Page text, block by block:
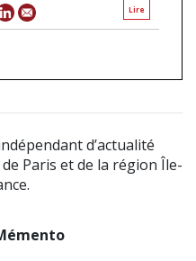
Lire
d’actualité
Paris et de la région Île-